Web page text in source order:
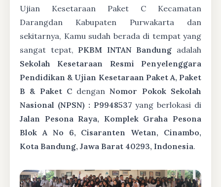
Ujian Kesetaraan Paket C Kecamatan
Darangdan Kabupaten Purwakarta dan
sekitarnya, Kamu sudah berada di tempat yang
sangat tepat, PKBM INTAN Bandung adalah
Sekolah Kesetaraan Resmi Penyelenggara
Pendidikan & Ujian Kesetaraan Paket A, Paket
B & Paket CdenganNomor Pokok Sekolah
Nasional (NPSN) : P9948537 yang berlokasi di
Jalan Pesona Raya, Komplek Graha Pesona
Blok A No 6, Cisaranten Wetan, Cinambo,
Kota Bandung, Jawa Barat 40293, Indonesia.